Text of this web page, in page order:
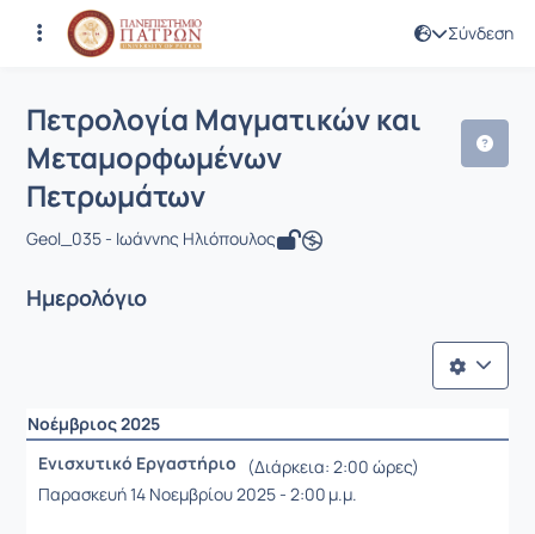
Σύνδεση
Μάθημα : Πετρολογία Μαγματικών
Κωδικός : GEO308
Πετρολογία Μαγματικών και
Μεταμορφωμένων
Πετρωμάτων
Geol_035 - Ιωάννης Ηλιόπουλος
Ημερολόγιο
Νοέμβριος 2025
Ενισχυτικό Εργαστήριο (Διάρκεια: 2:00 ώρες)
Παρασκευή 14 Νοεμβρίου 2025 - 2:00 μ.μ.